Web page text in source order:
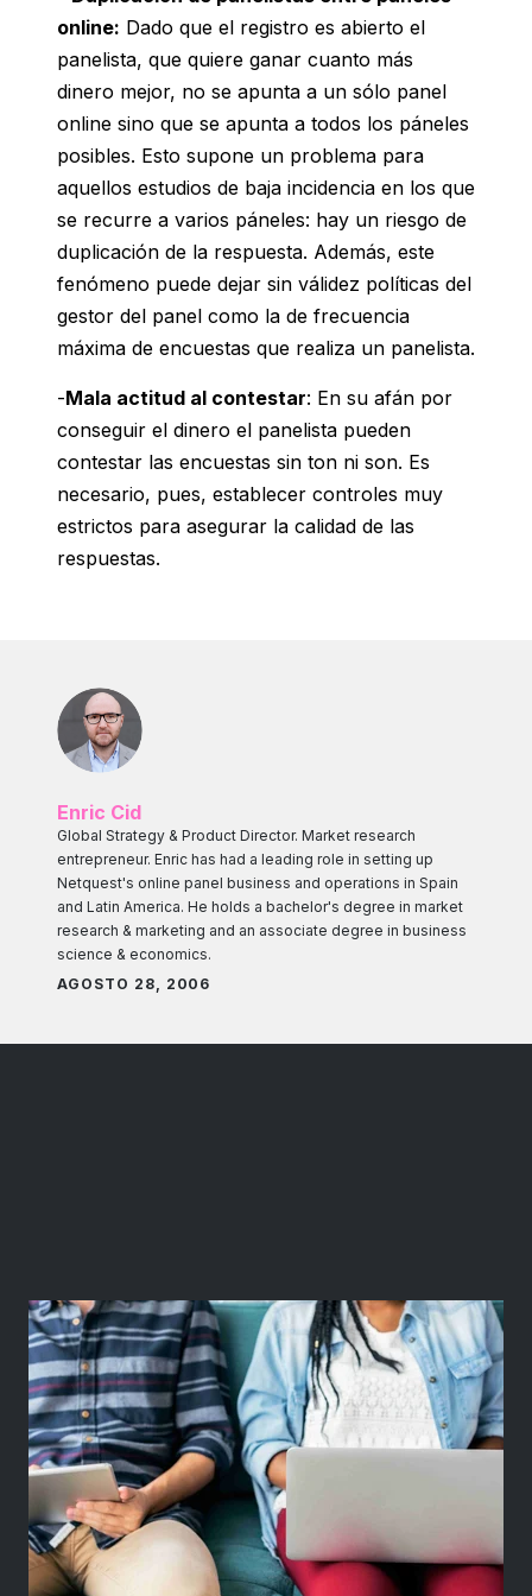
online: Dado que el registro es abierto el
panelista, que quiere ganar cuanto más
dinero mejor, no se apunta a un sólo panel
online sino que se apunta a todos los páneles
posibles. Esto supone un problema para
aquellos estudios de baja incidencia en los que
se recurre a varios páneles: hay un riesgo de
duplicación de la respuesta. Además, este
fenómeno puede dejar sin válidez políticas del
gestor del panel como la de frecuencia
máxima de encuestas que realiza un panelista.
-Mala actitud al contestar: En su afán por
conseguir el dinero el panelista pueden
contestar las encuestas sin ton ni son. Es
necesario, pues, establecer controles muy
estrictos para asegurar la calidad de las
respuestas.
Enric Cid
Global Strategy & Product Director. Market research
entrepreneur. Enric has had a leading role in setting up
Netquest's online panel business and operations in Spain
and Latin America. He holds a bachelor's degree in market
research & marketing and an associate degree in business
science & economics.
AGOSTO 28, 2006